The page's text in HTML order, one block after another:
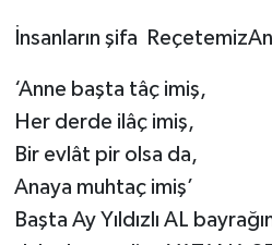
İnsanların şifa
‘Anne başta tâç imiş,
Her derde ilâç imiş,
Bir evlât pir olsa da,
Anaya muhtaç imiş’
Başta Ay Yıldızlı AL